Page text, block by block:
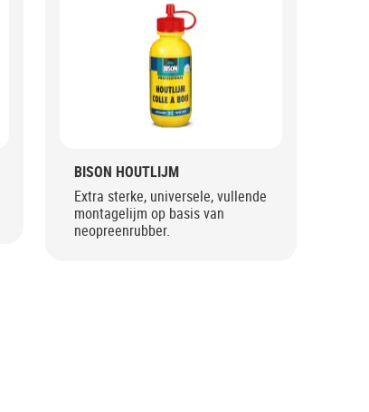
BISON HOUTLIJM
Extra sterke, universele, vullende
montagelijm op basis van
neopreenrubber.